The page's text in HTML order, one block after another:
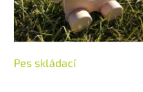
e
Pes skládací